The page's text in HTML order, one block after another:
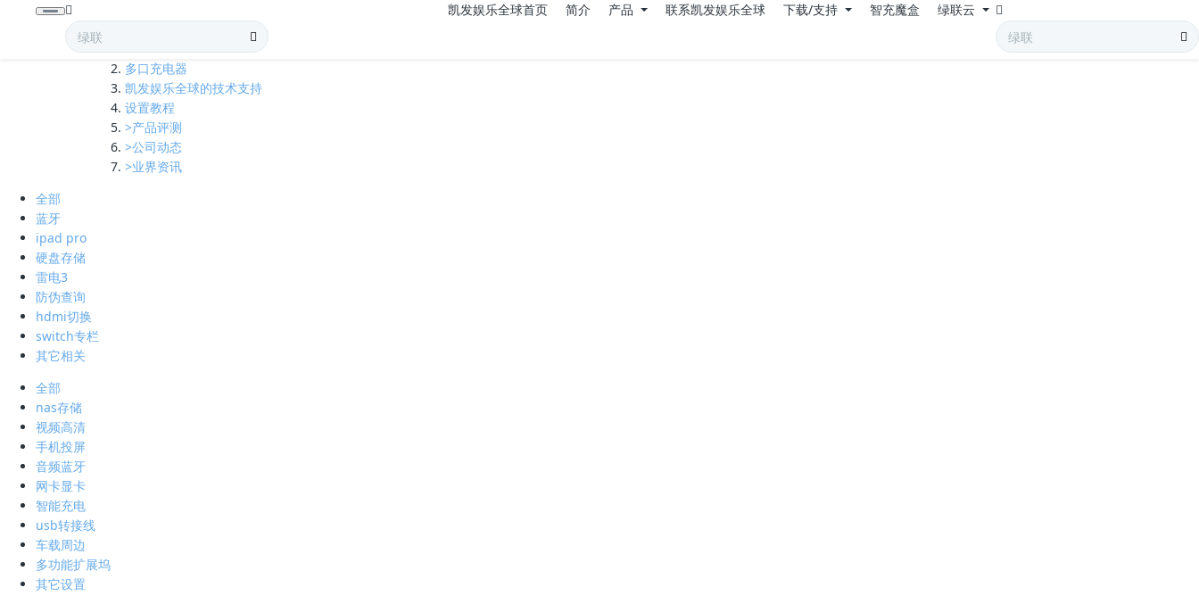
凯发娱乐全球首页 简介 产品 联系凯发娱乐全球 下载/支持 智充魔盒 绿联云
全部
多口充电器
凯发娱乐全球的技术支持
设置教程
>产品评测
>公司动态
>业界资讯
全部
蓝牙
ipad pro
硬盘存储
雷电3
防伪查询
hdmi切换
switch专栏
其它相关
全部
nas存储
视频高清
手机投屏
音频蓝牙
网卡显卡
智能充电
usb转接线
车载周边
多功能扩展坞
其它设置